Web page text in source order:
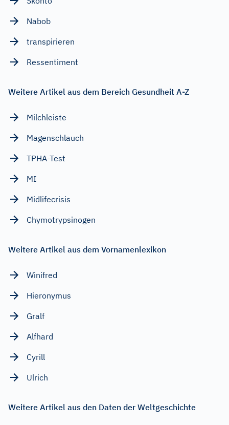
Nabob
transpirieren
Ressentiment
Weitere Artikel aus dem Bereich Gesundheit A-Z
Milchleiste
Magenschlauch
TPHA-Test
MI
Midlifecrisis
Chymotrypsinogen
Weitere Artikel aus dem Vornamenlexikon
Winifred
Hieronymus
Gralf
Alfhard
Cyrill
Ulrich
Weitere Artikel aus den Daten der Weltgeschichte